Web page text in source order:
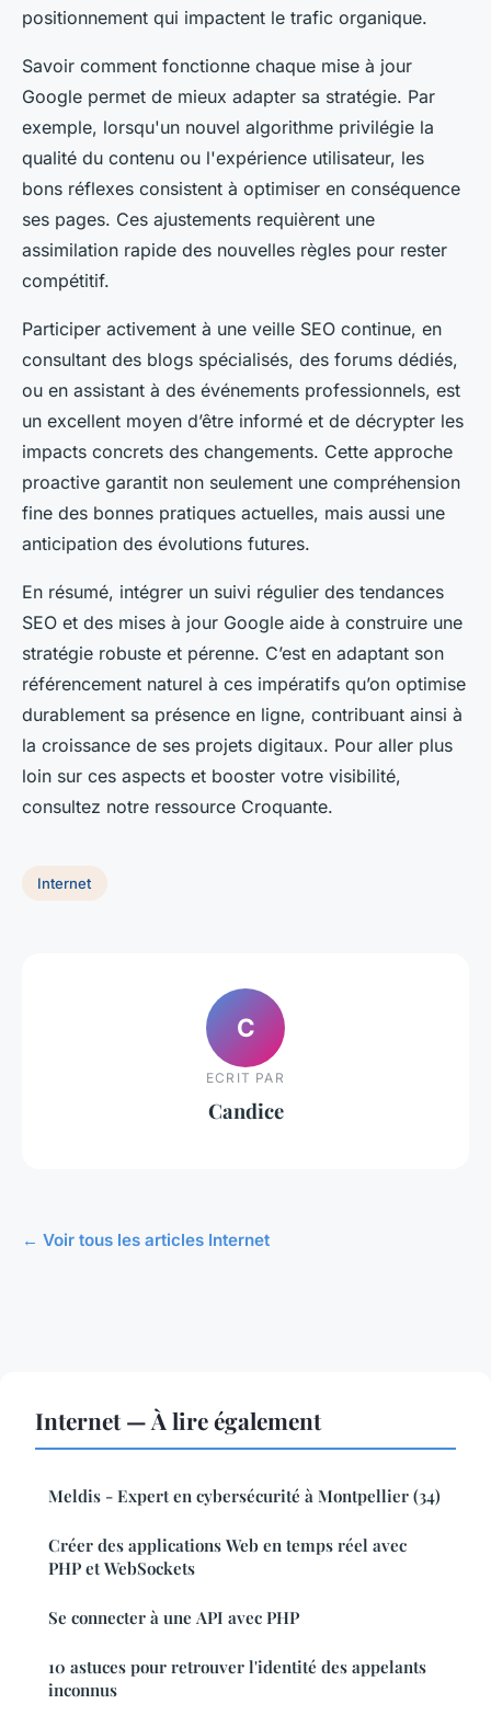
positionnement qui impactent le trafic organique.
Savoir comment fonctionne chaque mise à jour
Google permet de mieux adapter sa stratégie. Par
exemple, lorsqu'un nouvel algorithme privilégie la
qualité du contenu ou l'expérience utilisateur, les
bons réflexes consistent à optimiser en conséquence
ses pages. Ces ajustements requièrent une
assimilation rapide des nouvelles règles pour rester
compétitif.
Participer activement à une veille SEO continue, en
consultant des blogs spécialisés, des forums dédiés,
ou en assistant à des événements professionnels, est
un excellent moyen d’être informé et de décrypter les
impacts concrets des changements. Cette approche
proactive garantit non seulement une compréhension
fine des bonnes pratiques actuelles, mais aussi une
anticipation des évolutions futures.
En résumé, intégrer un suivi régulier des tendances
SEO et des mises à jour Google aide à construire une
stratégie robuste et pérenne. C’est en adaptant son
référencement naturel à ces impératifs qu’on optimise
durablement sa présence en ligne, contribuant ainsi à
la croissance de ses projets digitaux. Pour aller plus
loin sur ces aspects et booster votre visibilité,
consultez notre ressource Croquante.
Internet
C
ECRIT PAR
Candice
← Voir tous les articles Internet
Internet — À lire également
Meldis - Expert en cybersécurité à Montpellier (34)
Créer des applications Web en temps réel avec
PHP et WebSockets
Se connecter à une API avec PHP
10 astuces pour retrouver l'identité des appelants
inconnus